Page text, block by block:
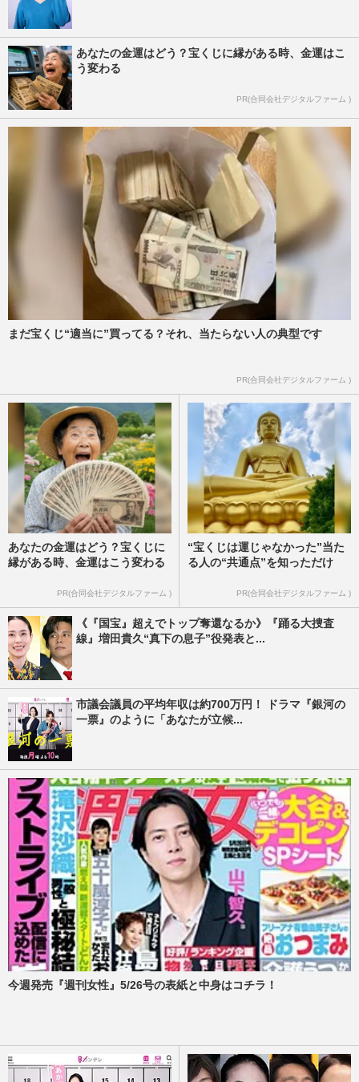
あなたの金運はどう？宝くじに縁がある時、金運はこ
う変わる
PR(合同会社デジタルファーム )
まだ宝くじ“適当に”買ってる？それ、当たらない人の典型です
PR(合同会社デジタルファーム )
あなたの金運はどう？宝くじに
縁がある時、金運はこう変わる
PR(合同会社デジタルファーム )
“宝くじは運じゃなかった”当た
る人の“共通点”を知っただけ
PR(合同会社デジタルファーム )
《『国宝』超えでトップ奪還なるか》『踊る大捜査
線』増田貴久“真下の息子”役発表と...
市議会議員の平均年収は約700万円！ ドラマ『銀河の
一票』のように「あなたが立候...
今週発売『週刊女性』5/26号の表紙と中身はコチラ！